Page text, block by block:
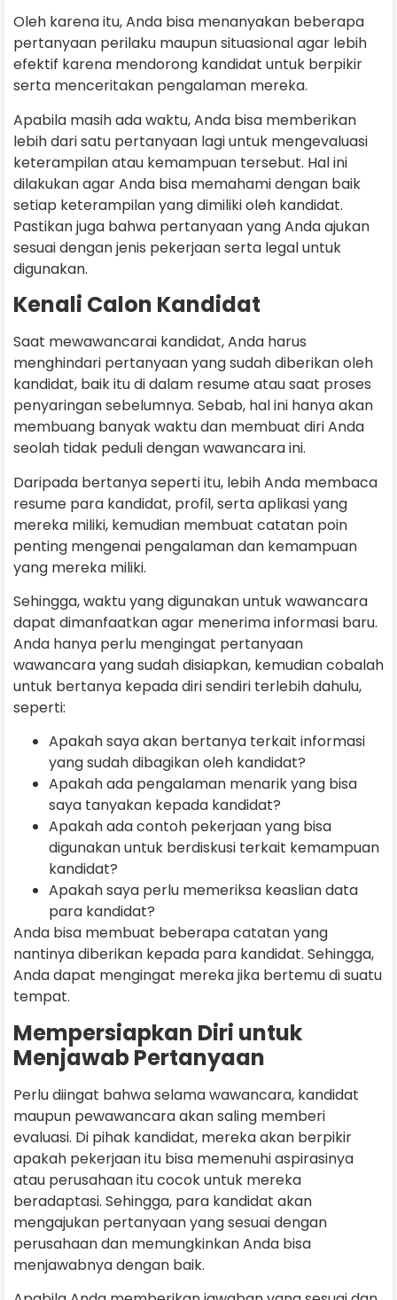
Oleh karena itu, Anda bisa menanyakan beberapa
pertanyaan perilaku maupun situasional agar lebih
efektif karena mendorong kandidat untuk berpikir
serta menceritakan pengalaman mereka.
Apabila masih ada waktu, Anda bisa memberikan
lebih dari satu pertanyaan lagi untuk mengevaluasi
keterampilan atau kemampuan tersebut. Hal ini
dilakukan agar Anda bisa memahami dengan baik
setiap keterampilan yang dimiliki oleh kandidat.
Pastikan juga bahwa pertanyaan yang Anda ajukan
sesuai dengan jenis pekerjaan serta legal untuk
digunakan.
Kenali Calon Kandidat
Saat mewawancarai kandidat, Anda harus
menghindari pertanyaan yang sudah diberikan oleh
kandidat, baik itu di dalam resume atau saat proses
penyaringan sebelumnya. Sebab, hal ini hanya akan
membuang banyak waktu dan membuat diri Anda
seolah tidak peduli dengan wawancara ini.
Daripada bertanya seperti itu, lebih Anda membaca
resume para kandidat, profil, serta aplikasi yang
mereka miliki, kemudian membuat catatan poin
penting mengenai pengalaman dan kemampuan
yang mereka miliki.
Sehingga, waktu yang digunakan untuk wawancara
dapat dimanfaatkan agar menerima informasi baru.
Anda hanya perlu mengingat pertanyaan
wawancara yang sudah disiapkan, kemudian cobalah
untuk bertanya kepada diri sendiri terlebih dahulu,
seperti:
Apakah saya akan bertanya terkait informasi
yang sudah dibagikan oleh kandidat?
Apakah ada pengalaman menarik yang bisa
saya tanyakan kepada kandidat?
Apakah ada contoh pekerjaan yang bisa
digunakan untuk berdiskusi terkait kemampuan
kandidat?
Apakah saya perlu memeriksa keaslian data
para kandidat?
Anda bisa membuat beberapa catatan yang
nantinya diberikan kepada para kandidat. Sehingga,
Anda dapat mengingat mereka jika bertemu di suatu
tempat.
Mempersiapkan Diri untuk
Menjawab Pertanyaan
Perlu diingat bahwa selama wawancara, kandidat
maupun pewawancara akan saling memberi
evaluasi. Di pihak kandidat, mereka akan berpikir
apakah pekerjaan itu bisa memenuhi aspirasinya
atau perusahaan itu cocok untuk mereka
beradaptasi. Sehingga, para kandidat akan
mengajukan pertanyaan yang sesuai dengan
perusahaan dan memungkinkan Anda bisa
menjawabnya dengan baik.